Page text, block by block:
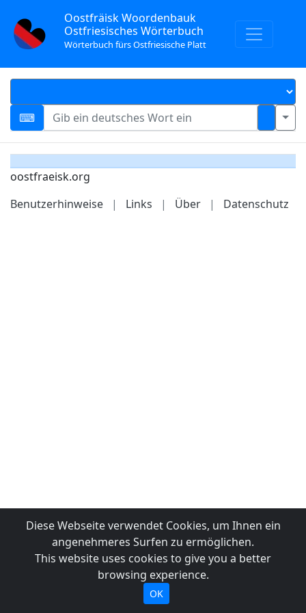
Oostfräisk Woordenbauk
Ostfriesisches Wörterbuch
Wörterbuch fürs Ostfriesische Platt
oostfraeisk.org
Benutzerhinweise
| Links | Über | Datenschutz
Diese Webseite verwendet Cookies, um Ihnen ein
angenehmeres Surfen zu ermöglichen.
This website uses cookies to give you a better
browsing experience.
OK